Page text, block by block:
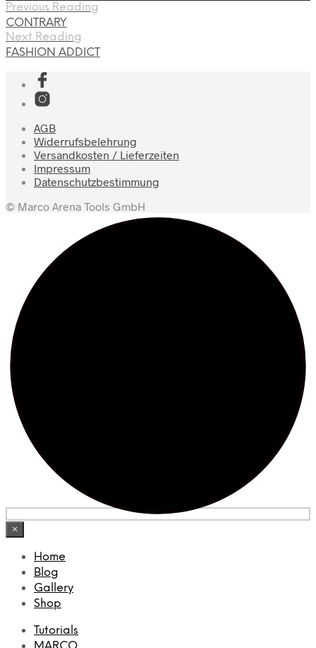
Previous Reading
CONTRARY
Next Reading
FASHION ADDICT
AGB
Widerrufsbelehrung
Versandkosten / Lieferzeiten
Impressum
Datenschutzbestimmung
© Marco Arena Tools GmbH
×
Home
Blog
Gallery
Shop
Tutorials